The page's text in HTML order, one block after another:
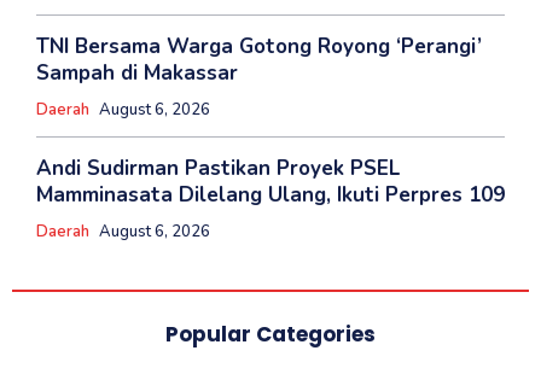
TNI Bersama Warga Gotong Royong ‘Perangi’
Sampah di Makassar
Daerah August 6, 2026
Andi Sudirman Pastikan Proyek PSEL
Mamminasata Dilelang Ulang, Ikuti Perpres 109
Daerah August 6, 2026
Popular Categories